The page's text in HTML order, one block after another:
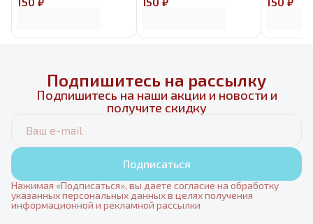
Подпишитесь на рассылку
Подпишитесь на наши акции и новости и
получите скидку
Подписаться
Нажимая «Подписаться», вы даете согласие на обработку
указанных персональных данных в целях получения
информационной и рекламной рассылки